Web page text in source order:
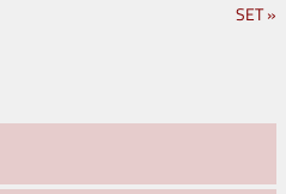
SET »